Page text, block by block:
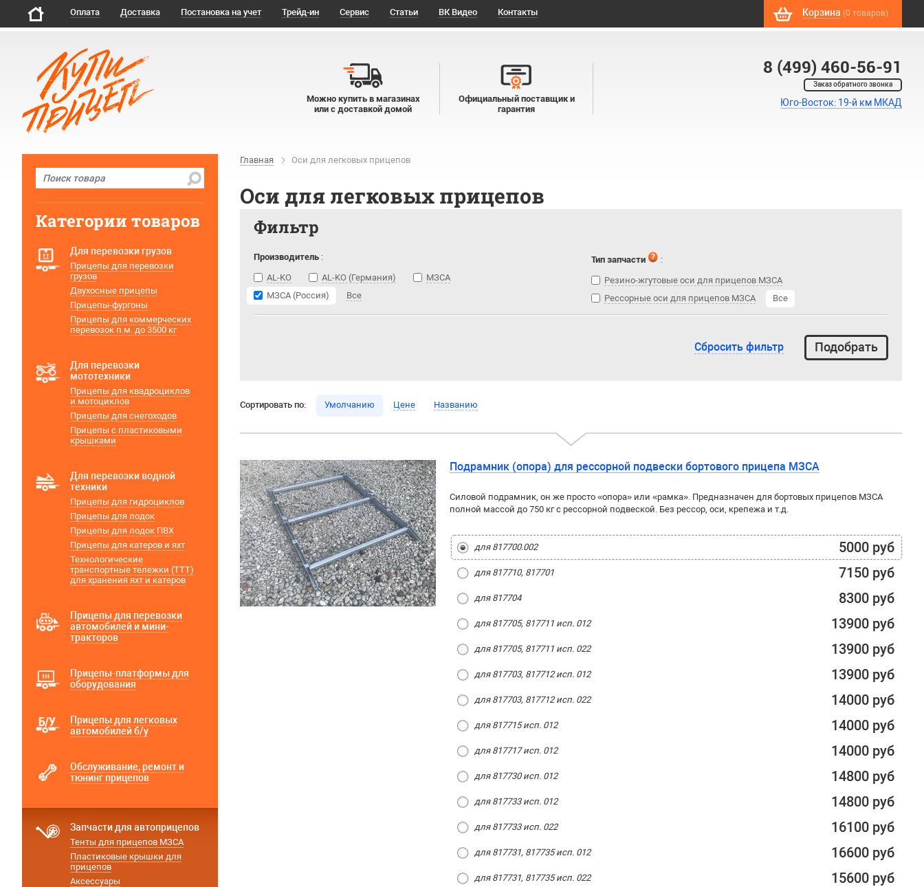
Оплата Доставка Постановка на учет Трейд-ин Сервис Статьи ВК Видео Контакты Корзина (0 товаров)
8 (499) 460-56-91
Заказ обратного звонка
Юго-Восток: 19-й км МКАД
Можно купить в магазинах
или с доставкой домой
Официальный поставщик и
гарантия
Главная Оси для легковых прицепов
Оси для легковых прицепов
Фильтр
Производитель :
AL-KO
AL-KO (Германия)
МЗСА
МЗСА (Россия)
Все
Тип запчасти
:
Резино-жгутовые оси для прицепов МЗСА
Рессорные оси для прицепов МЗСА
Все
Сбросить фильтр
Сортировать по: Умолчанию Цене Названию
Подрамник (опора) для рессорной подвески бортового прицепа МЗСА
Силовой подрамник, он же просто «опора» или «рамка». Предназначен для бортовых прицепов МЗСА
полной массой до 750 кг с рессорной подвеской. Без рессор, оси, крепежа и т.д.
для 817700.002 5000 руб
для 817710, 817701 7150 руб
для 817704 8300 руб
для 817705, 817711 исп. 012 13900 руб
для 817705, 817711 исп. 022 13900 руб
для 817703, 817712 исп. 012 13900 руб
для 817703, 817712 исп. 022 14000 руб
для 817715 исп. 012 14000 руб
для 817717 исп. 012 14000 руб
для 817730 исп. 012 14800 руб
для 817733 исп. 012 14800 руб
для 817733 исп. 022 16100 руб
для 817731, 817735 исп. 012 16600 руб
для 817731, 817735 исп. 022 15600 руб
Категории товаров
Для перевозки грузов
Прицепы для перевозки
грузов
Двухосные прицепы
Прицепы-фургоны
Прицепы для коммерческих
перевозок п.м. до 3500 кг
Для перевозки
мототехники
Прицепы для квадроциклов
и мотоциклов
Прицепы для снегоходов
Прицепы с пластиковыми
крышками
Для перевозки водной
техники
Прицепы для гидроциклов
Прицепы для лодок
Прицепы для лодок ПВХ
Прицепы для катеров и яхт
Технологические
транспортные тележки (ТТТ)
для хранения яхт и катеров
Прицепы для перевозки
автомобилей и мини-
тракторов
Прицепы-платформы для
оборудования
Прицепы для легковых
автомобилей б/у
Обслуживание, ремонт и
тюнинг прицепов
Запчасти для автоприцепов
Тенты для прицепов МЗСА
Пластиковые крышки для
прицепов
Аксессуары